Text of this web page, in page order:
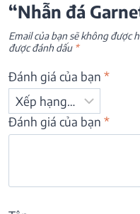
“Nhẫn đá
Email của bạn sẽ không được
được đánh dấu *
Đánh giá của bạn *
Đánh giá của bạn *